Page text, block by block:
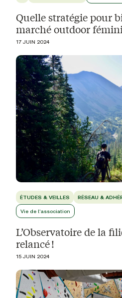
Quelle stratégie pour
marché outdoor
17 JUIN 2024
ÉTUDES & VEILLES RÉSEAU &
Vie de l'association
L’Observatoire de la
relancé !
15 JUIN 2024